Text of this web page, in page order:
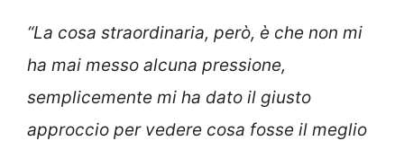
“La cosa straordinaria, però, è che non mi
ha mai messo alcuna pressione,
semplicemente mi ha dato il giusto
approccio per vedere cosa fosse il meglio